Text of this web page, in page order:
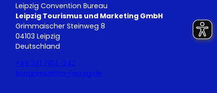
Leipzig Convention Bureau
Leipzig Tourismus und Marketing GmbH
Grimmaischer Steinweg 8
04103 Leipzig
Deutschland
+49 341 7104-242
kongress@ltm-leipzig.de